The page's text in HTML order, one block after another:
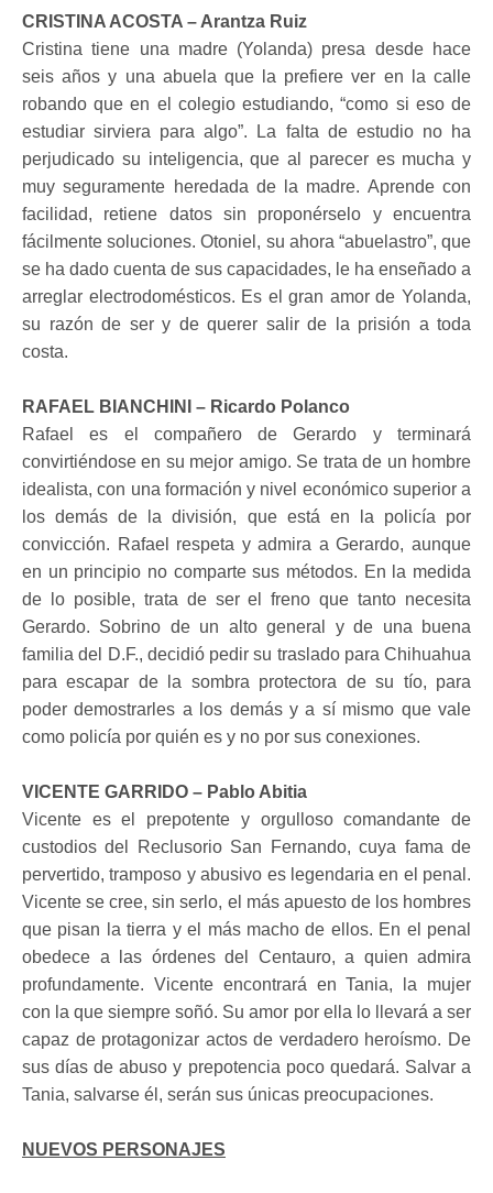
CRISTINA ACOSTA – Arantza Ruiz
Cristina tiene una madre (Yolanda) presa desde hace
seis años y una abuela que la prefiere ver en la calle
robando que en el colegio estudiando, “como si eso de
estudiar sirviera para algo”. La falta de estudio no ha
perjudicado su inteligencia, que al parecer es mucha y
muy seguramente heredada de la madre. Aprende con
facilidad, retiene datos sin proponérselo y encuentra
fácilmente soluciones. Otoniel, su ahora “abuelastro”, que
se ha dado cuenta de sus capacidades, le ha enseñado a
arreglar electrodomésticos. Es el gran amor de Yolanda,
su razón de ser y de querer salir de la prisión a toda
costa.
RAFAEL BIANCHINI – Ricardo Polanco
Rafael es el compañero de Gerardo y terminará
convirtiéndose en su mejor amigo. Se trata de un hombre
idealista, con una formación y nivel económico superior a
los demás de la división, que está en la policía por
convicción. Rafael respeta y admira a Gerardo, aunque
en un principio no comparte sus métodos. En la medida
de lo posible, trata de ser el freno que tanto necesita
Gerardo. Sobrino de un alto general y de una buena
familia del D.F., decidió pedir su traslado para Chihuahua
para escapar de la sombra protectora de su tío, para
poder demostrarles a los demás y a sí mismo que vale
como policía por quién es y no por sus conexiones.
VICENTE GARRIDO – Pablo Abitia
Vicente es el prepotente y orgulloso comandante de
custodios del Reclusorio San Fernando, cuya fama de
pervertido, tramposo y abusivo es legendaria en el penal.
Vicente se cree, sin serlo, el más apuesto de los hombres
que pisan la tierra y el más macho de ellos. En el penal
obedece a las órdenes del Centauro, a quien admira
profundamente. Vicente encontrará en Tania, la mujer
con la que siempre soñó. Su amor por ella lo llevará a ser
capaz de protagonizar actos de verdadero heroísmo. De
sus días de abuso y prepotencia poco quedará. Salvar a
Tania, salvarse él, serán sus únicas preocupaciones.
NUEVOS PERSONAJES